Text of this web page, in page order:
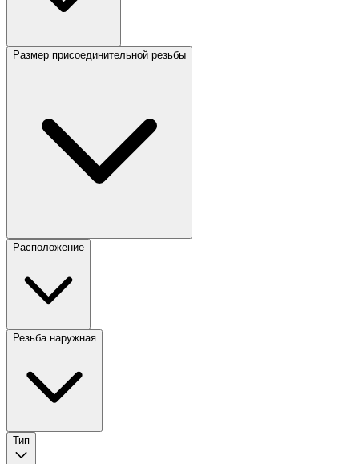
Размер присоединительной резьбы
Расположение
Резьба наружная
Тип